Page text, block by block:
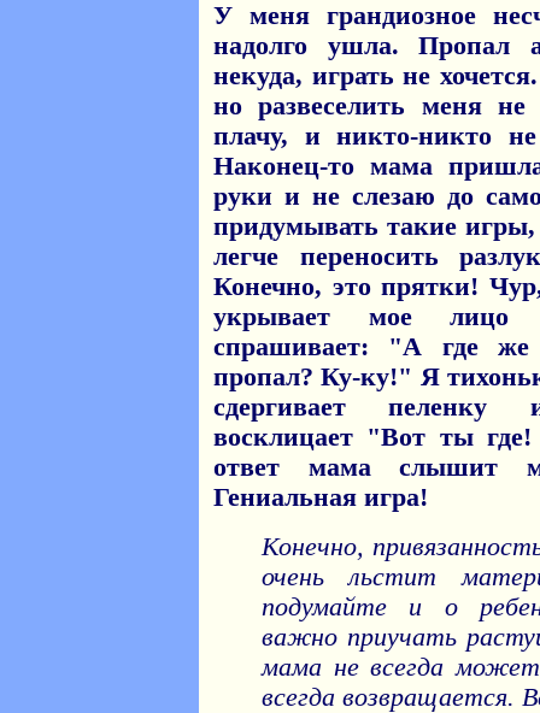
У меня грандиозное
надолго ушла. Пропал
некуда, играть не
но развеселить меня
плачу, и никто-никто
Наконец-то мама
руки и не слезаю до
придумывать такие
легче переносить
Конечно, это прятки!
укрывает мое лицо
спрашивает: "А где
пропал? Ку-ку!" Я
сдергивает пеленку
восклицает "Вот ты
ответ мама слышит
Гениальная игра!
Конечно,
очень льстит
подумайте и о
важно приучать
мама не всегда
всегда возвращается.